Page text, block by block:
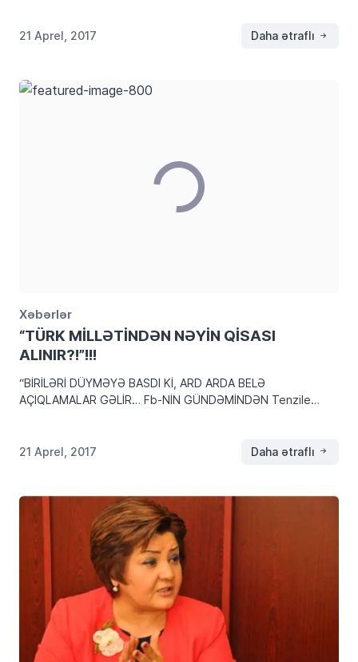
21 Aprel, 2017
Daha ətraflı
Xəbərlər
“TÜRK MİLLƏTİNDƏN NƏYİN QİSASI
ALINIR?!”!!!
“BİRİLƏRİ DÜYMƏYƏ BASDI Kİ, ARD ARDA BELƏ
AÇIQLAMALAR GƏLİR… Fb-NİN GÜNDƏMİNDƏN Tenzile
milletinden neyin […]
21 Aprel, 2017 Daha ətraflı